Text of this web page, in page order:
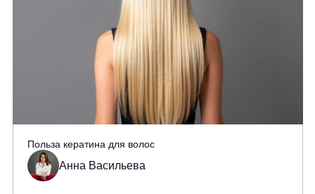
Польза кератина для волос
Анна Васильева